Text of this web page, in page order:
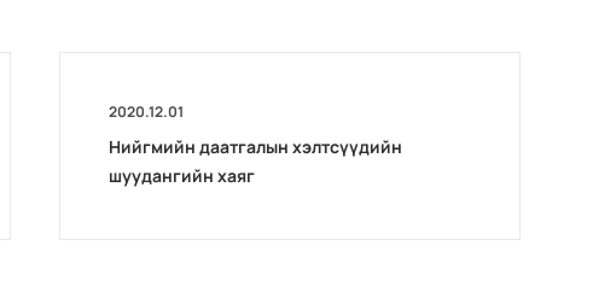
2020.12.01
Нийгмийн даатгалын хэлтсүүдийн
шуудангийн хаяг